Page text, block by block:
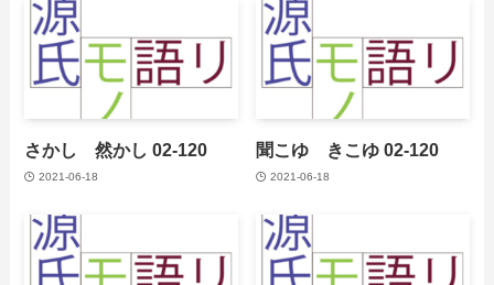
さかし 然かし 02-120
2021-06-18
聞こゆ きこゆ 02-120
2021-06-18